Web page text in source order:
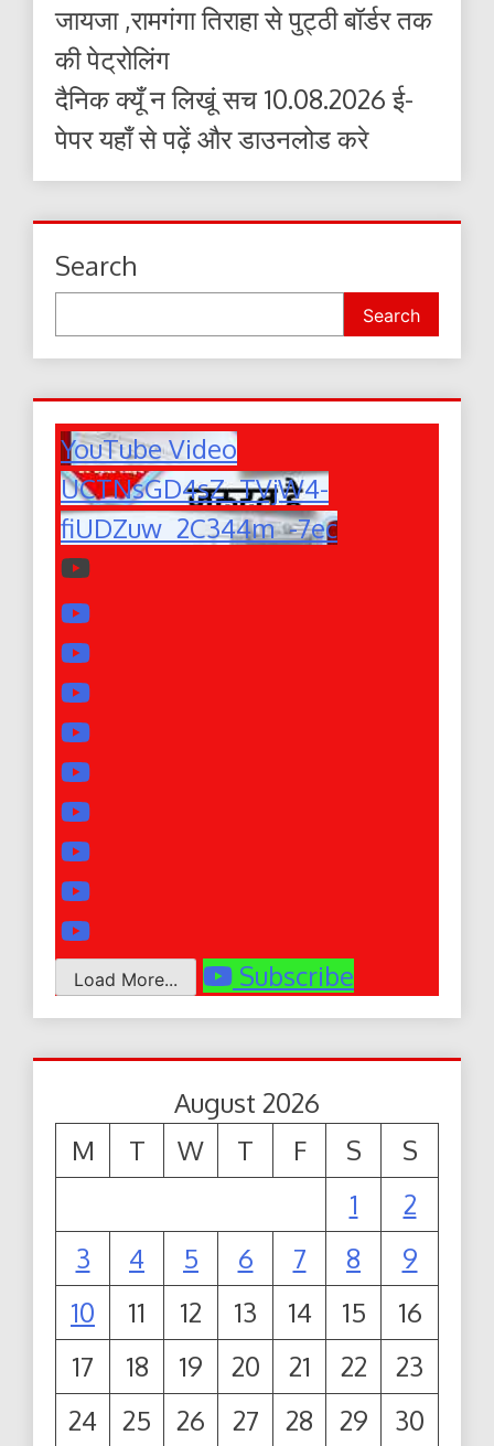
जायजा ,रामगंगा तिराहा से पुट्ठी बॉर्डर तक
की पेट्रोलिंग
दैनिक क्यूँ न लिखूं सच 10.08.2026 ई-
पेपर यहाँ से पढ़ें और डाउनलोड करे
Search
Search
YouTube Video
UCTNsGD4sZ_TVjW4-
fiUDZuw_2C344m_-7ec
Load More... Subscribe
August 2026
M
T W T F S
S
1
2
3
4 5 6 7 8
9
10
11 12 13 14 15
16
17
18 19 20 21 22
23
24
25 26 27 28 29
30